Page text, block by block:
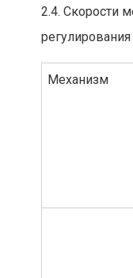
2.4. Скорости
Механизм